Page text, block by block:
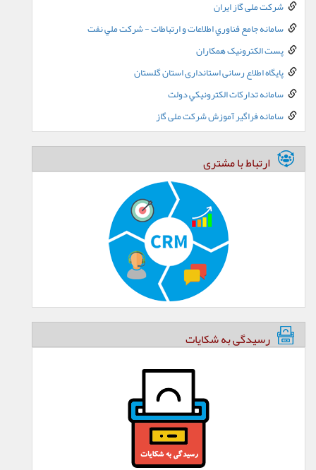
شرکت ملی گاز ایران
سامانه جامع فناوري اطلاعات و ارتباطات - شرکت ملي نفت
پست الکترونيک همکاران
پایگاه اطلاع رسانی استانداری استان گلستان
سامانه تدارکات الکترونيکي دولت
سامانه فراگیر آموزش شرکت ملی گاز
ارتباط با مشتری
رسیدگی به شکایات